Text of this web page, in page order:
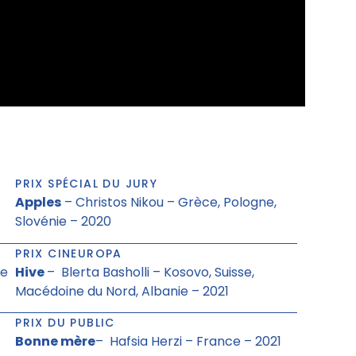
PRIX SPÉCIAL DU JURY
Apples – Christos Nikou – Grèce, Pologne,
Slovénie – 2020
PRIX CINEUROPA
Hive– Blerta Basholli – Kosovo, Suisse,
Macédoine du Nord, Albanie – 2021
PRIX DU PUBLIC
Bonne mère– Hafsia Herzi – France – 2021